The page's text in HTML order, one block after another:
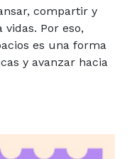
compartir y
Por eso,
es una forma
y avanzar hacia